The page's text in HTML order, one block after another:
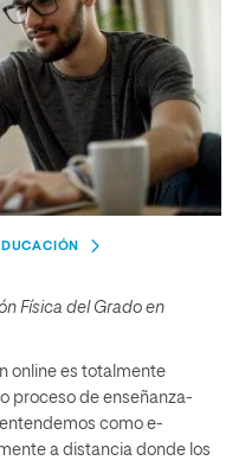
Física del Grado en
online es totalmente
proceso de enseñanza-
como e-
a distancia donde los